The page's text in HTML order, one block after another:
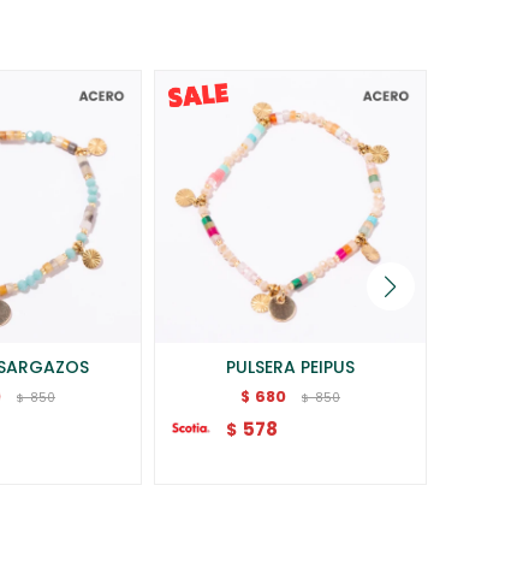
$ 850
PULSERA PEIPUS
$ 680 $ 850
$ 578